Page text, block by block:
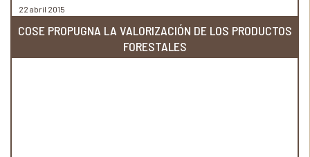
22 abril 2015
COSE PROPUGNA LA VALORIZACIÓN DE LOS PRODUCTOS
FORESTALES